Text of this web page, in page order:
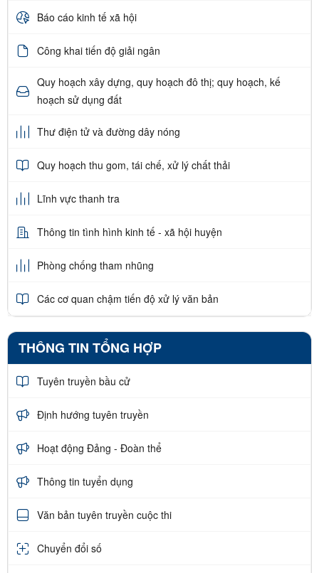
Báo cáo kinh tế xã hội
Công khai tiến độ giải ngân
Quy hoạch xây dựng, quy hoạch đô thị; quy hoạch, kế
hoạch sử dụng đất
Thư điện tử và đường dây nóng
Quy hoạch thu gom, tái chế, xử lý chất thải
Lĩnh vực thanh tra
Thông tin tình hình kinh tế - xã hội huyện
Phòng chống tham nhũng
Các cơ quan chậm tiến độ xử lý văn bản
THÔNG TIN TỔNG HỢP
Tuyên truyền bầu cử
Định hướng tuyên truyền
Hoạt động Đảng - Đoàn thể
Thông tin tuyển dụng
Văn bản tuyên truyền cuộc thi
Chuyển đổi số